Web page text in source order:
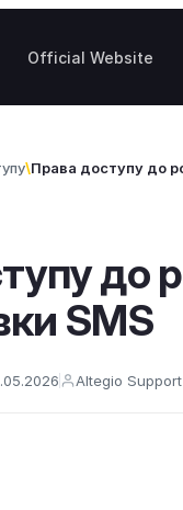
Official Website
Права доступу до
до
SMS
Altegio Support